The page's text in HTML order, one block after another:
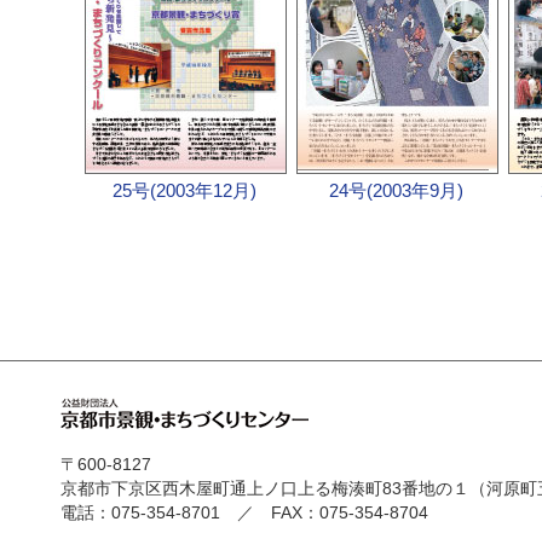
25号(2003年12月) 24号(2003年9月)
〒600-8127
京都市下京区西木屋町通上ノ口上る梅湊町83番地の１（河原
電話：075-354-8701 ／ FAX：075-354-8704